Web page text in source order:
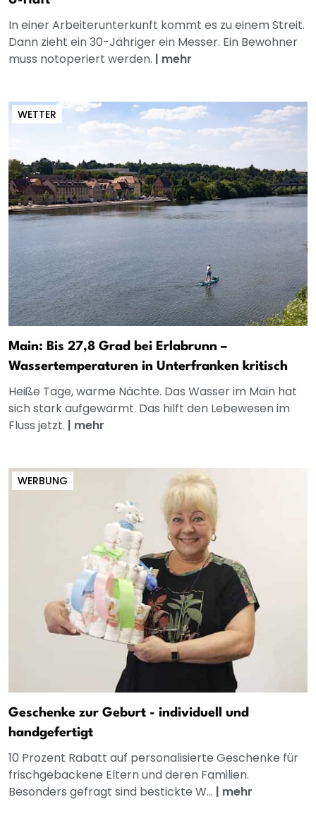
In einer Arbeiterunterkunft kommt es zu einem Streit.
Dann zieht ein 30-Jähriger ein Messer. Ein Bewohner
muss notoperiert werden. | mehr
WETTER
Main: Bis 27,8 Grad bei Erlabrunn –
Wassertemperaturen in Unterfranken kritisch
Heiße Tage, warme Nächte. Das Wasser im Main hat
sich stark aufgewärmt. Das hilft den Lebewesen im
Fluss jetzt. | mehr
WERBUNG
Geschenke zur Geburt - individuell und
handgefertigt
10 Prozent Rabatt auf personalisierte Geschenke für
frischgebackene Eltern und deren Familien.
Besonders gefragt sind bestickte W... | mehr